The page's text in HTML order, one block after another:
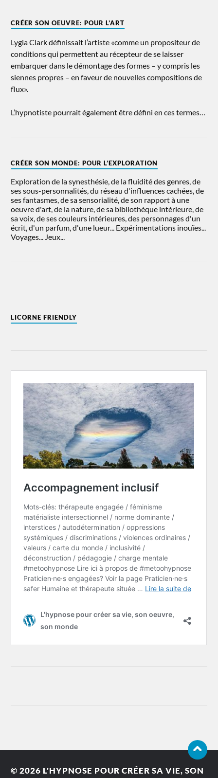
CRÉER SON OEUVRE: POUR L’ART
Lygia Clark définissait l’artiste «comme un propositeur de
conditions qui permettent au récepteur de se laisser
embarquer dans le démontage des formes – y compris les
siennes propres – en faveur de nouvelles compositions de
flux».
L’hypnotiste pourrait également être défini en ces termes…
CRÉER SON MONDE: POUR L’EXPLORATION
Exploration de la synesthésie, de la fluidité des genres, de
ses sous-personnalités, du réseau d'influences cachées, de
ses fantasmes, de sa sensorialité, de son rapport à une
oeuvre d'art, de la nature, de sa bibliothèque intérieure, de
sa voix, de ses couleurs intérieures, des personnages d'un
écrit, d'un parfum, d'une lueur... Expérimentations inouïes...
Voyages... Jeux...
LICORNE FRIENDLY
© 2026 L'HYPNOSE POUR CRÉER SA VIE, SON